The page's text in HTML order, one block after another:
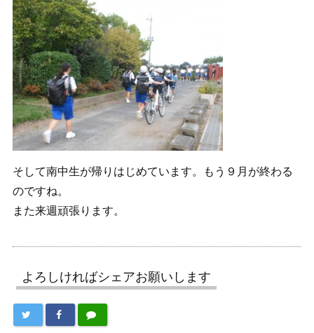
そして南中生が帰りはじめています。もう９月が終わる
のですね。
また来週頑張ります。
よろしければシェアお願いします